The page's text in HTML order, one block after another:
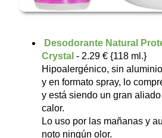
Desodorante Natural
Crystal - 2.29 € {118 ml.}
Hipoalergénico, sin
y en formato spray, lo
y está siendo un gran
calor.
Lo uso por las mañanas y
noto ningún olor.